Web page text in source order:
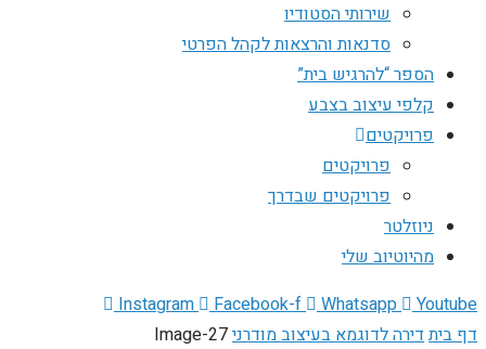
שירותי הסטודיו
סדנאות והרצאות לקהל הפרטי
הספר “להרגיש בית”
קלפי עיצוב בצבע
פרויקטים
פרויקטים
פרויקטים שבדרך
ניוזלטר
מהיוטיוב שלי
Instagram
Facebook-f Whatsapp
Youtube
דף ביתדירה לדוגמא בעיצוב מודרניImage-27